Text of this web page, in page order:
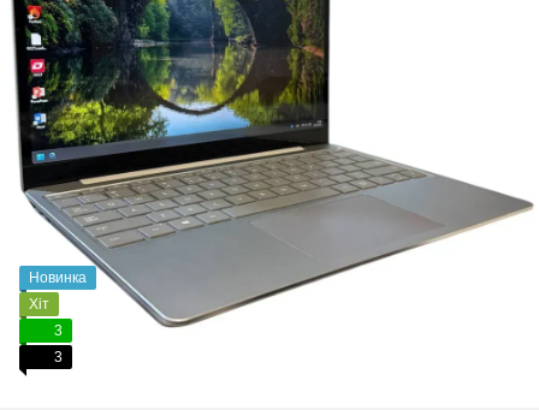
Новинка
Хіт
3
3